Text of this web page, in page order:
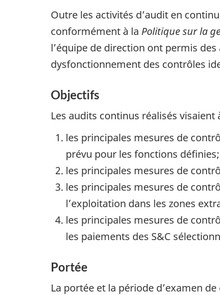
Outre les activités d’audit en
conformément à la Politique sur la
l’équipe de direction ont permis
dysfonctionnement des contrôles
Objectifs
Les audits continus réalisés
les principales mesures de
prévu pour les fonctions définies;
les principales mesures de
les principales mesures de
l’exploitation dans les zones
les principales mesures de
les paiements des S&C
Portée
La portée et la période d’examen